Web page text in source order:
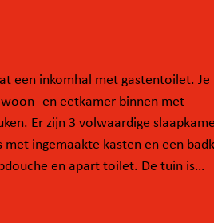
een inkomhal met gastentoilet. Je
en eetkamer binnen met
Er zijn 3 volwaardige
met ingemaakte kasten en een
en apart toilet. De tuin is
nog een omheining geplaatst door